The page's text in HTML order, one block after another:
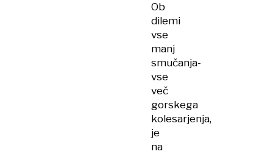
Ob
dilemi
vse
manj
smučanja-
vse
več
gorskega
kolesarjenja,
je
na